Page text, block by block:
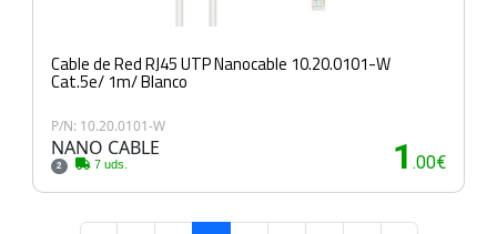
Cable de Red RJ45 UTP Nanocable 10.20.0101-W
Cat.5e/ 1m/ Blanco
P/N: 10.20.0101-W
NANO CABLE
2 7 uds. 1 .00€